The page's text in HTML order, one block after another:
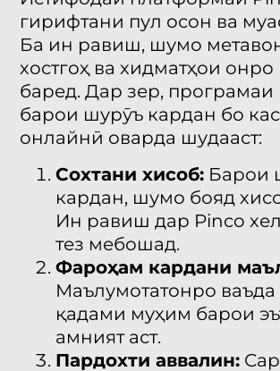
гирифтани пул осон ва
Ба ин равиш, шумо
хостгоҳ ва хидматҳои
баред. Дар зер,
барои шурӯъ кардан бо
онлайнӣ оварда шудааст:
Сохтани хисоб: Барои
кардан, шумо бояд
Ин равиш дар Pinco
тез мебошад.
Фароҳам кардани
Маълумотатонро
қадами муҳим барои
амният аст.
Пардохти аввалин: